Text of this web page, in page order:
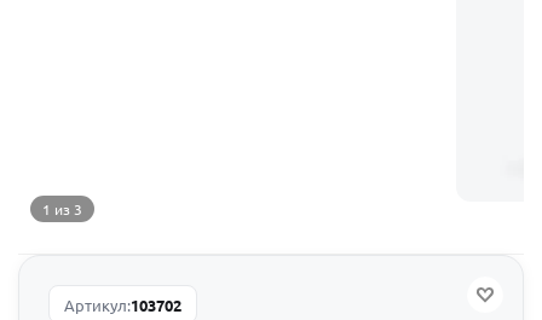
1 из 3
Артикул:103702